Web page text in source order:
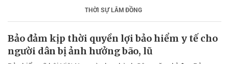
năm, triển khai nhiệm vụ, giải pháp 6 tháng cuối năm 2026.
THỜI SỰ LÂM ĐỒNG
Bảo đảm kịp thời quyền lợi bảo hiểm y tế cho
người dân bị ảnh hưởng bão, lũ